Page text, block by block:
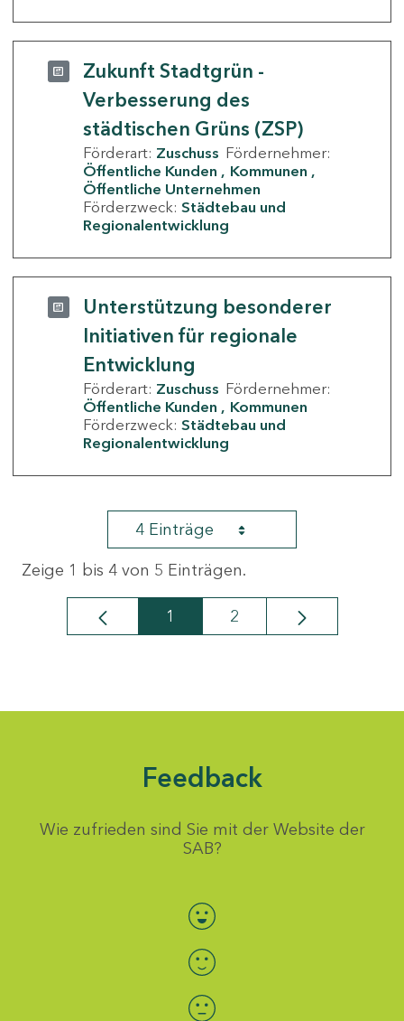
Zukunft Stadtgrün -
Verbesserung des
städtischen Grüns (ZSP)
Förderart: Zuschuss Fördernehmer:
Öffentliche Kunden
Kommunen
Öffentliche Unternehmen
Förderzweck: Städtebau und
Regionalentwicklung
Unterstützung besonderer
Initiativen für regionale
Entwicklung
Förderart: Zuschuss Fördernehmer:
Öffentliche Kunden
Kommunen
Förderzweck: Städtebau und
Regionalentwicklung
4 Einträge
Zeige 1 bis 4 von 5 Einträgen.
Seite
1 Seite
2
Feedback
Wie zufrieden sind Sie mit der Website der
SAB?
Bewertung auswählen